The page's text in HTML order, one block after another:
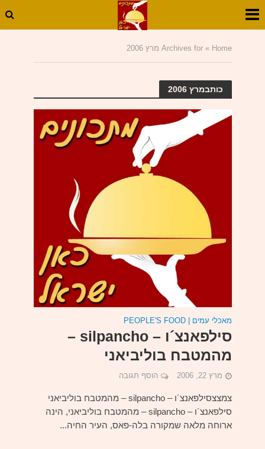
Home
»Archives for מרץ 2006
כותבמרץ 2006
מאכלי עמים | PEOPLE'S FOOD
סילפאנצ´ו – silpancho –
מהמטבח בוליביאני
מרץ 22, 2006 הוסף תגובה
צמצצסילפאנצ´ו – silpancho – מהמטבח בוליביאני
סילפאנצ´ו – silpancho – מהמטבח בוליביאני, הינה
ארוחה מלאה שמקורה בלה-פאס, העיר החיה...